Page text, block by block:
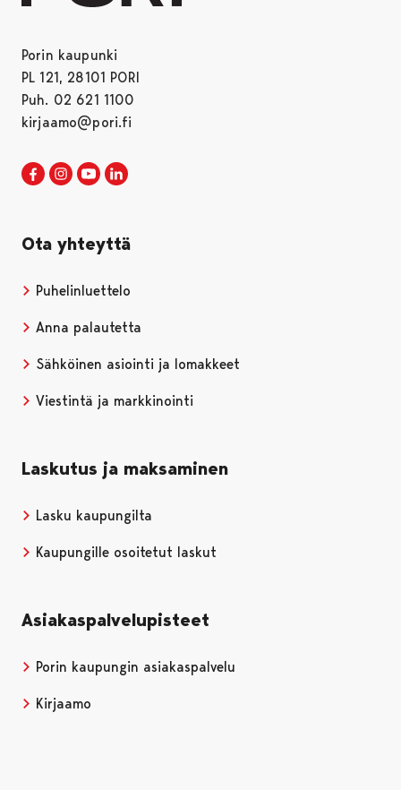
Porin kaupunki
PL 121, 28101 PORI
Puh. 02 621 1100
kirjaamo@pori.fi
Porin kaupunki Facebookissa
Avautuu uudessa välilehdessä
Porin kaupunki Instagramissa
Avautuu uudessa välilehdessä
Porin kaupunki Youtubessa
Avautuu uudessa välilehdessä
Ota yhteyttä
Puhelinluettelo
Anna palautetta
Sähköinen asiointi ja lomakkeet
Viestintä ja markkinointi
Laskutus ja maksaminen
Lasku kaupungilta
Kaupungille osoitetut laskut
Asiakaspalvelupisteet
Porin kaupungin asiakaspalvelu
Kirjaamo